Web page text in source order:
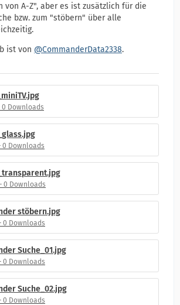
von A-Z", aber es ist zusätzlich für die
bzw. zum "stöbern" über alle
ist von @CommanderData2338.
0 Downloads
0 Downloads
0 Downloads
stöbern.jpg
0 Downloads
Suche_01.jpg
0 Downloads
Suche_02.jpg
0 Downloads